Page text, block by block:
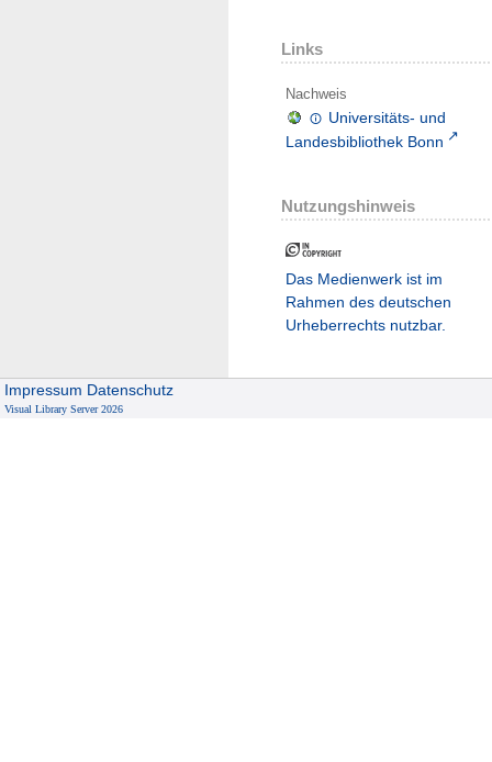
Links
Nachweis
Universitäts- und
Landesbibliothek Bonn
Nutzungshinweis
Das Medienwerk ist im
Rahmen des deutschen
Urheberrechts nutzbar.
Impressum Datenschutz
Visual Library Server 2026